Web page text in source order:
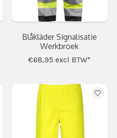
Blåkläder Signalisatie
Werkbroek
€68,95 excl BTW*